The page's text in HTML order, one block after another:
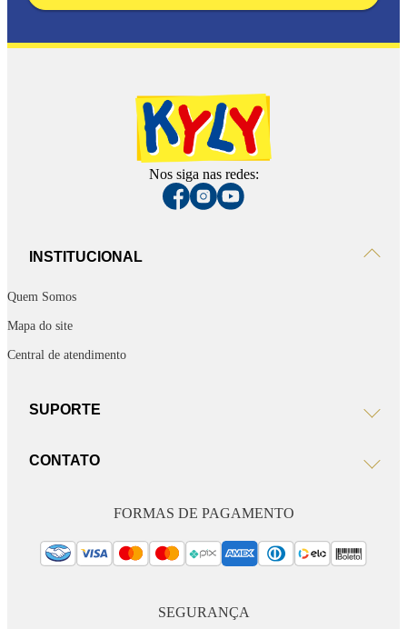
Nos siga nas redes:
INSTITUCIONAL
Quem Somos
Mapa do site
Central de atendimento
SUPORTE
CONTATO
FORMAS DE PAGAMENTO
SEGURANÇA